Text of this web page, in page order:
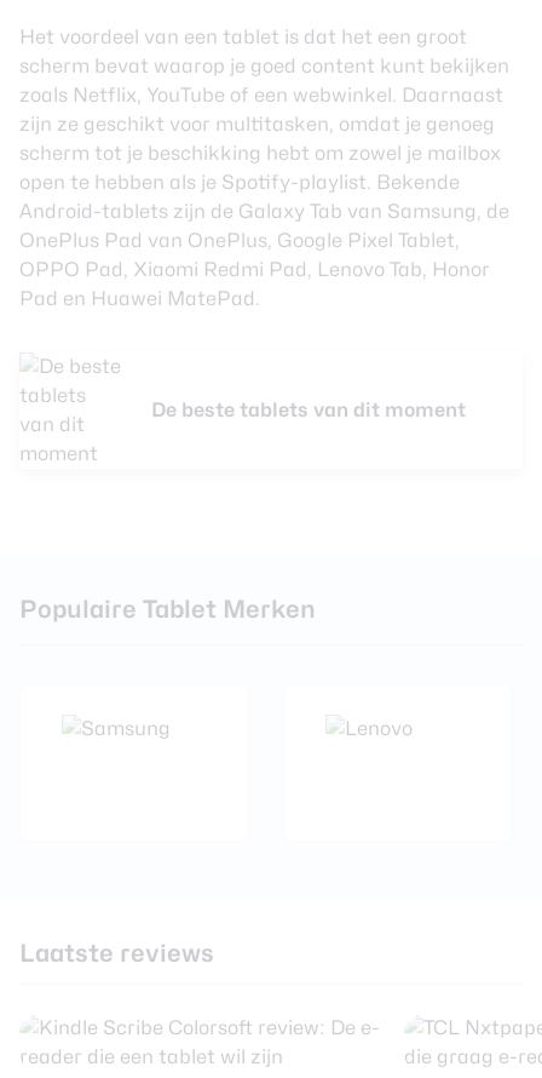
Het voordeel van een tablet is dat het een groot
scherm bevat waarop je goed content kunt bekijken
zoals Netflix, YouTube of een webwinkel. Daarnaast
zijn ze geschikt voor multitasken, omdat je genoeg
scherm tot je beschikking hebt om zowel je mailbox
open te hebben als je Spotify-playlist. Bekende
Android-tablets zijn de Galaxy Tab van Samsung, de
OnePlus Pad van OnePlus, Google Pixel Tablet,
OPPO Pad, Xiaomi Redmi Pad, Lenovo Tab, Honor
Pad en Huawei MatePad.
De beste tablets van dit moment
Populaire Tablet Merken
Laatste reviews